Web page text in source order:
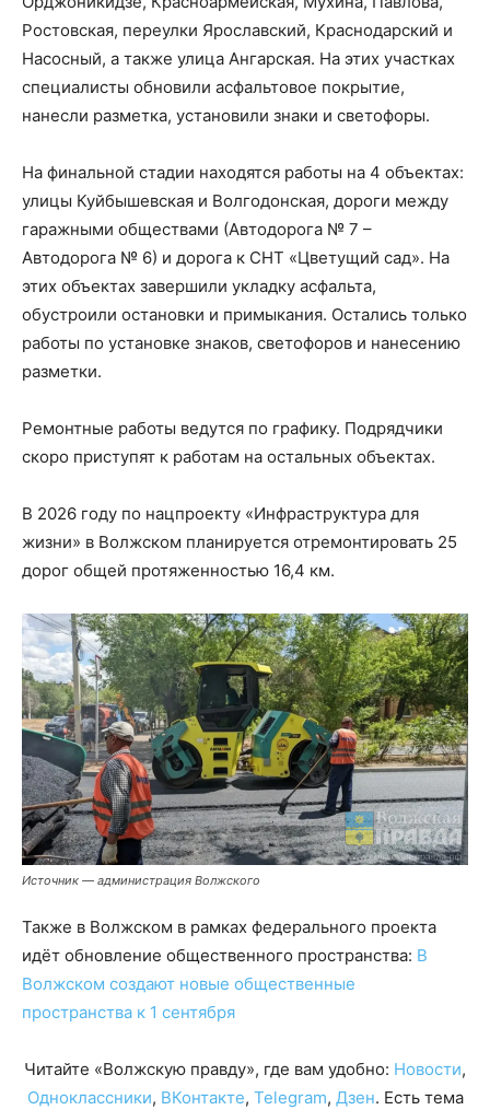
Ростовская, переулки Ярославский, Краснодарский и
Насосный, а также улица Ангарская. На этих участках
специалисты обновили асфальтовое покрытие,
нанесли разметка, установили знаки и светофоры.
На финальной стадии находятся работы на 4 объектах:
улицы Куйбышевская и Волгодонская, дороги между
гаражными обществами (Автодорога № 7 –
Автодорога № 6) и дорога к СНТ «Цветущий сад». На
этих объектах завершили укладку асфальта,
обустроили остановки и примыкания. Остались только
работы по установке знаков, светофоров и нанесению
разметки.
Ремонтные работы ведутся по графику. Подрядчики
скоро приступят к работам на остальных объектах.
В 2026 году по нацпроекту «Инфраструктура для
жизни» в Волжском планируется отремонтировать 25
дорог общей протяженностью 16,4 км.
Источник — администрация Волжского
Также в Волжском в рамках федерального проекта
идёт обновление общественного пространства: В
Волжском создают новые общественные
пространства к 1 сентября
Читайте «Волжскую правду», где вам удобно: Новости,
Одноклассники, ВКонтакте, Telegram, Дзен. Есть тема